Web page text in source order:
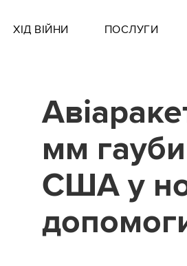
ХІД ВІЙНИ ПОСЛУГИ
мм
США у